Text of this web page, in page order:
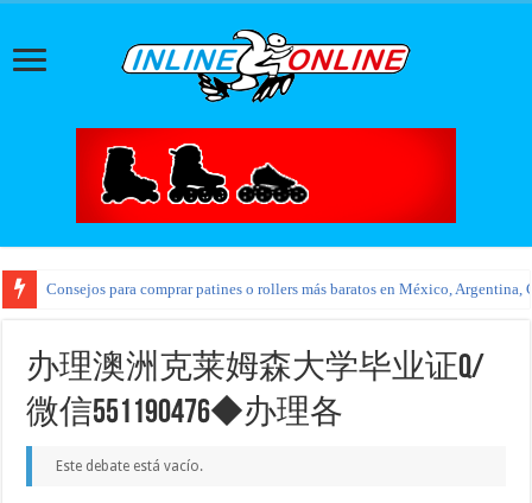
Consejos para comprar patines o rollers más baratos en México, Argentina,
办理澳洲克莱姆森大学毕业证Q/
微信551190476◆办理各
Este debate está vacío.